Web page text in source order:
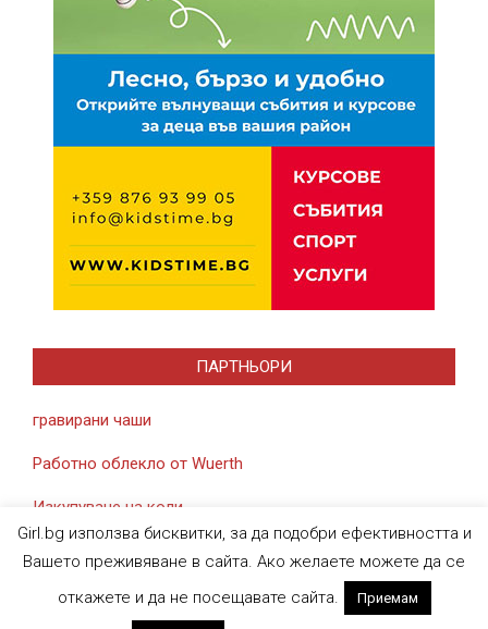
ПАРТНЬОРИ
гравирани чаши
Работно облекло от Wuerth
Изкупуване на коли
Girl.bg използва бисквитки, за да подобри ефективността и
Вашето преживяване в сайта. Ако желаете можете да се
откажете и да не посещавате сайта.
Приемам